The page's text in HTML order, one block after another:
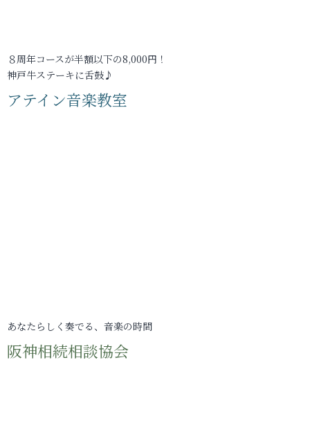
８周年コースが半額以下の8,000円！
神戸牛ステーキに舌鼓♪
アテイン音楽教室
あなたらしく奏でる、音楽の時間
阪神相続相談協会